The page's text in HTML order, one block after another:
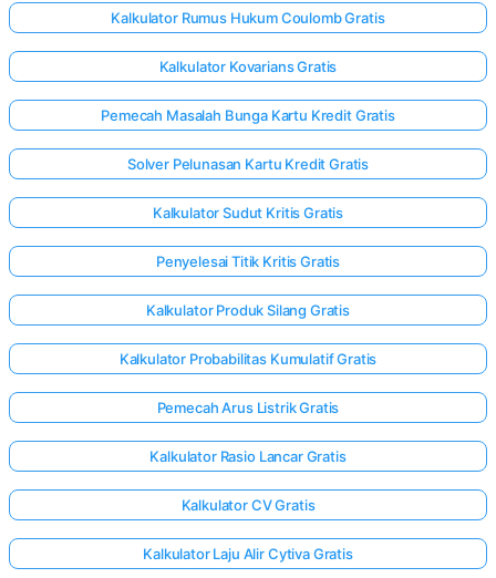
Kalkulator Rumus Hukum Coulomb Gratis
Kalkulator Kovarians Gratis
Pemecah Masalah Bunga Kartu Kredit Gratis
Solver Pelunasan Kartu Kredit Gratis
Kalkulator Sudut Kritis Gratis
Penyelesai Titik Kritis Gratis
Kalkulator Produk Silang Gratis
Kalkulator Probabilitas Kumulatif Gratis
Pemecah Arus Listrik Gratis
Kalkulator Rasio Lancar Gratis
Kalkulator CV Gratis
Kalkulator Laju Alir Cytiva Gratis